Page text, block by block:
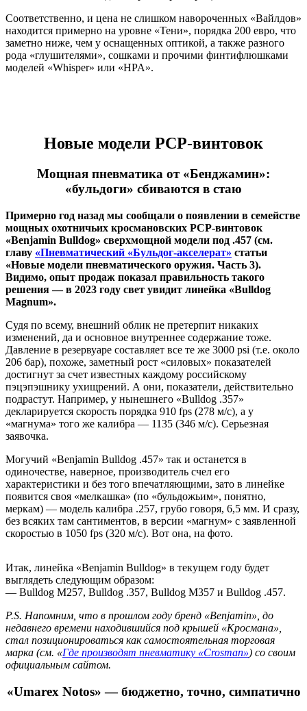
Соответственно, и цена не слишком навороченных «Вайлдов»
находится примерно на уровне «Тени», порядка 200 евро, что
заметно ниже, чем у оснащенных оптикой, а также разного
рода «глушителями», сошками и прочими финтифлюшками
моделей «Whisper» или «HPA».
Новые модели PCP-винтовок
Мощная пневматика от «Бенджамин»:
«бульдоги» сбиваются в стаю
Примерно год назад мы сообщали о появлении в семействе
мощных охотничьих кросмановских PCP-винтовок
«Benjamin Bulldog» сверхмощной модели под .457 (см.
главу «Пневматический «Бульдог-акселерат» статьи
«Новые модели пневматического оружия. Часть 3).
Видимо, опыт продаж показал правильность такого
решения — в 2023 году свет увидит линейка «Bulldog
Magnum».
Судя по всему, внешний облик не претерпит никаких
изменений, да и основное внутреннее содержание тоже.
Давление в резервуаре составляет все те же 3000 psi (т.е. около
206 бар), похоже, заметный рост «силовых» показателей
достигнут за счет известных каждому российскому
пэцэпэшнику ухищрений. А они, показатели, действительно
подрастут. Например, у нынешнего «Bulldog .357»
декларируется скорость порядка 910 fps (278 м/с), а у
«магнума» того же калибра — 1135 (346 м/с). Серьезная
заявочка.
Могучий «Benjamin Bulldog .457» так и останется в
одиночестве, наверное, производитель счел его
характеристики и без того впечатляющими, зато в линейке
появится своя «мелкашка» (по «бульдожьим», понятно,
меркам) — модель калибра .257, грубо говоря, 6,5 мм. И сразу,
без всяких там сантиментов, в версии «магнум» с заявленной
скоростью в 1050 fps (320 м/с). Вот она, на фото.
Итак, линейка «Benjamin Bulldog» в текущем году будет
выглядеть следующим образом:
— Bulldog М257, Bulldog .357, Bulldog М357 и Bulldog .457.
P.S. Напомним, что в прошлом году бренд «Benjamin», до
недавнего времени находившийся под крышей «Кросмана»,
стал позиционироваться как самостоятельная торговая
марка (см. «Где производят пневматику «Crosman») со своим
официальным сайтом.
«Umarex Notos» — бюджетно, точно, симпатично